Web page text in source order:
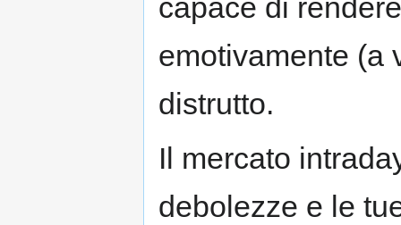
capace di
emotivamente (a
distrutto.
Il mercato
debolezze e le